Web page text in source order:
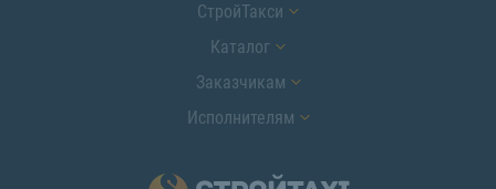
СтройТакси
Каталог
Заказчикам
Исполнителям